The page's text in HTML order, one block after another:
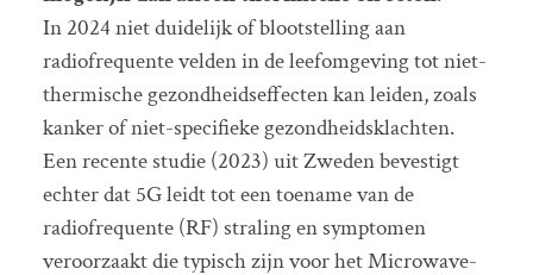
In 2024 niet duidelijk of blootstelling aan
radiofrequente velden in de leefomgeving tot niet-
thermische gezondheidseffecten kan leiden, zoals
kanker of niet-specifieke gezondheidsklachten.
Een recente studie (2023) uit Zweden bevestigt
echter dat 5G leidt tot een toename van de
radiofrequente (RF) straling en symptomen
veroorzaakt die typisch zijn voor het Microwave-